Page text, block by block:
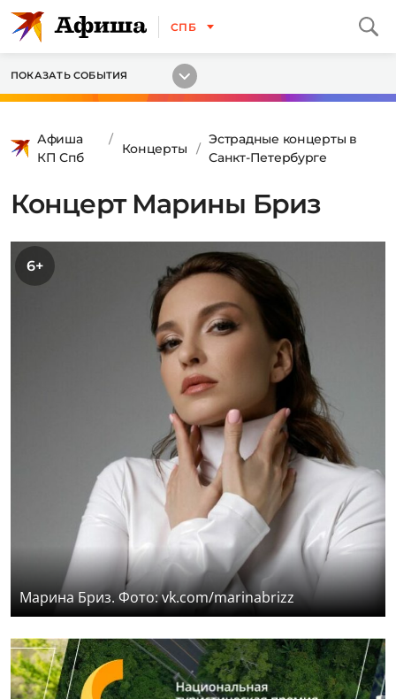
СПБ
ПОКАЗАТЬ СОБЫТИЯ
Афиша
КП Спб
Концерты
Эстрадные концерты в
Санкт-Петербурге
Концерт Марины Бриз
6+
Марина Бриз. Фото: vk.com/marinabrizz